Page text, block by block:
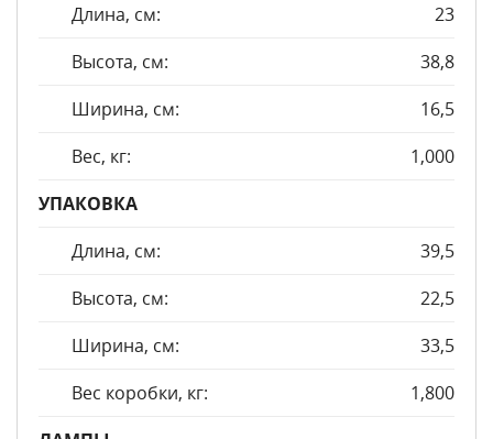
Длина, см:
23
Высота, см:
38,8
Ширина, см:
16,5
Вес, кг:
1,000
УПАКОВКА
Длина, см:
39,5
Высота, см:
22,5
Ширина, см:
33,5
Вес коробки, кг:
1,800